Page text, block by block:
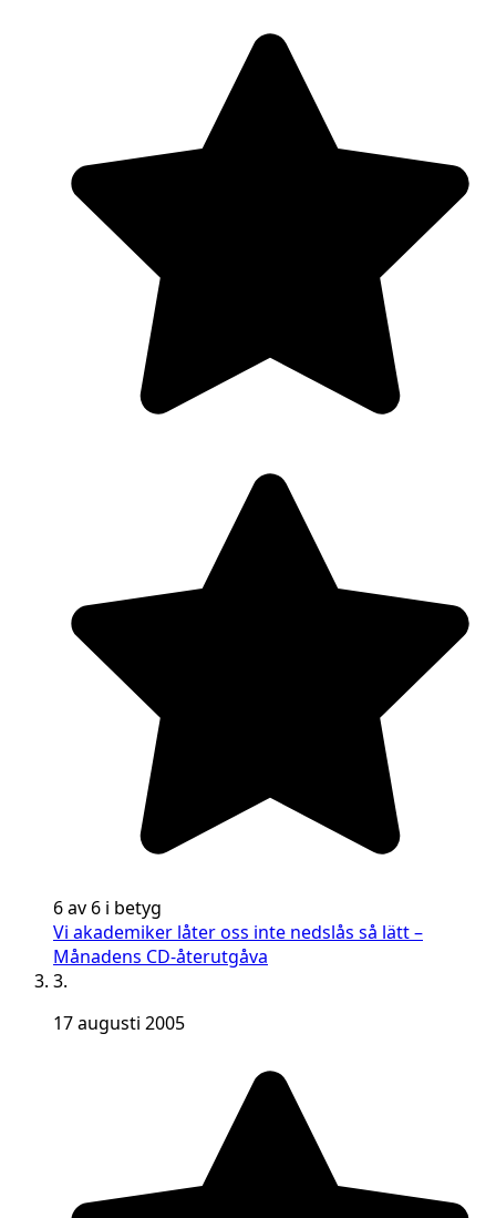
6 av 6 i betyg
Vi akademiker låter oss inte nedslås så lätt –
Månadens CD-återutgåva
3.
17 augusti 2005